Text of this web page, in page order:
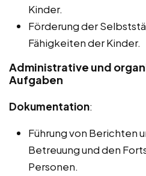
Kinder.
Förderung der
Fähigkeiten der Kinder.
Administrative und
Aufgaben
Dokumentation:
Führung von Berichten
Betreuung und den
Personen.